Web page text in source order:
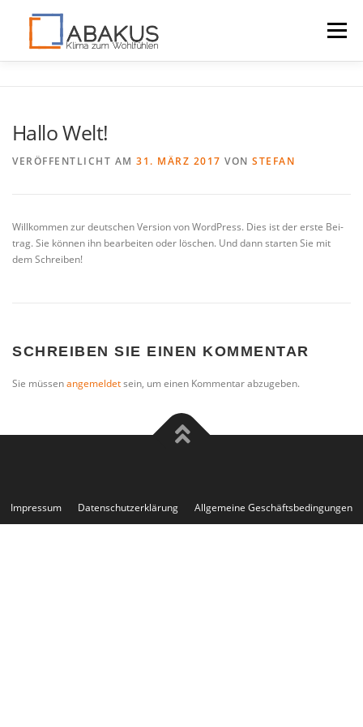
Menü
Hallo Welt!
VERÖFFENTLICHT AM 31. MÄRZ 2017 VON STEFAN
Will­kom­men zur deut­schen Ver­si­on von Word­Press. Dies ist der ers­te Bei­
trag. Sie kön­nen ihn bear­bei­ten oder löschen. Und dann star­ten Sie mit
dem Schreiben!
SCHREIBEN SIE EINEN KOMMENTAR
Sie müssenangemeldetsein, um einen Kommentar abzugeben.
Impressum Datenschutzerklärung Allgemeine Geschäftsbedingungen